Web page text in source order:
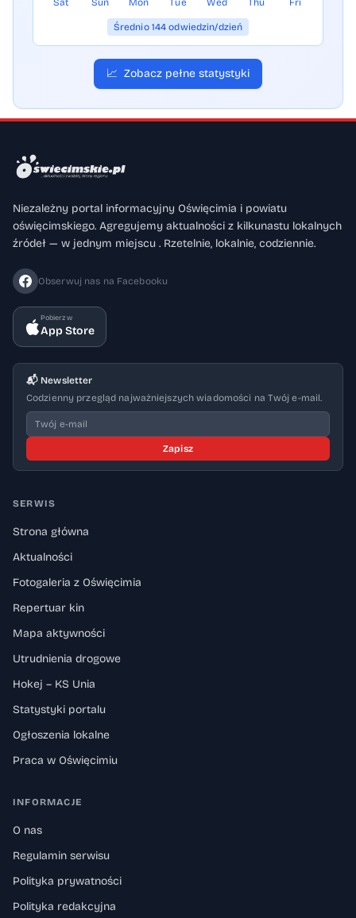
Średnio 144 odwiedzin/dzień
📈 Zobacz pełne statystyki
Niezależny portal informacyjny Oświęcimia i powiatu
oświęcimskiego. Agregujemy aktualności z kilkunastu lokalnych
źródeł — w jednym miejscu . Rzetelnie, lokalnie, codziennie.
Obserwuj nas na Facebooku
Pobierz w
App Store
📬 Newsletter
Codzienny przegląd najważniejszych wiadomości na Twój e-mail.
Zapisz
SERWIS
Strona główna
Aktualności
Fotogaleria z Oświęcimia
Repertuar kin
Mapa aktywności
Utrudnienia drogowe
Hokej – KS Unia
Statystyki portalu
Ogłoszenia lokalne
Praca w Oświęcimiu
INFORMACJE
O nas
Regulamin serwisu
Polityka prywatności
Polityka redakcyjna